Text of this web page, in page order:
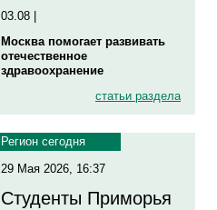
03.08 |
Москва помогает развивать
отечественное
здравоохранение
статьи раздела
Регион сегодня
29 Мая 2026, 16:37
Студенты Приморья